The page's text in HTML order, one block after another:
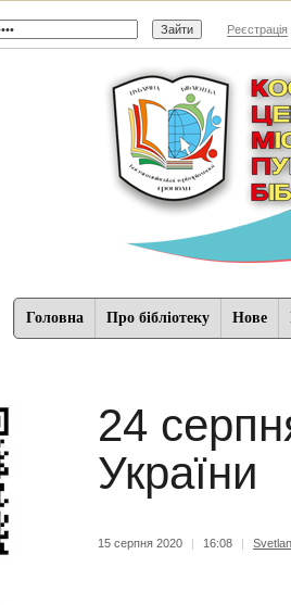
Реєстрація
Головна Про бібліотеку Нове
24
України
15 серпня 2020 | 16:08 |